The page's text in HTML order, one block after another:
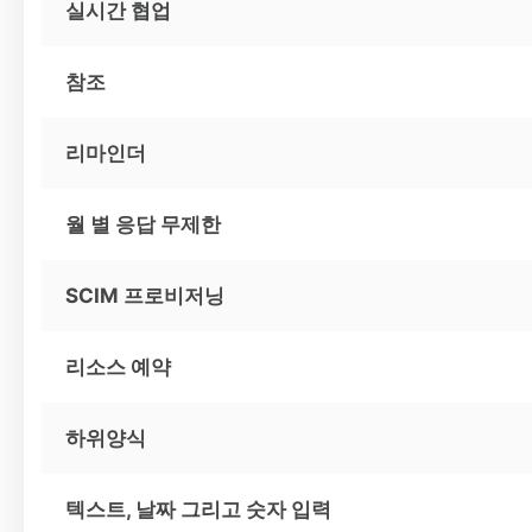
실시간 협업
참조
리마인더
월 별 응답 무제한
SCIM 프로비저닝
리소스 예약
하위양식
텍스트, 날짜 그리고 숫자 입력